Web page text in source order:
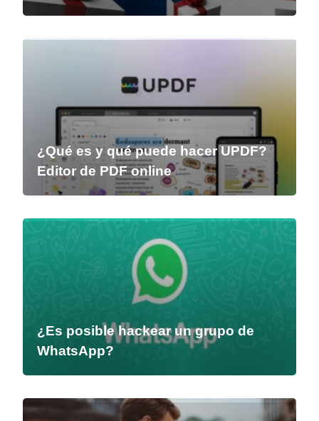
¿Qué es y qué puede hacer UPDF?
Editor de PDF online
¿Es posible hackear un grupo de
WhatsApp?